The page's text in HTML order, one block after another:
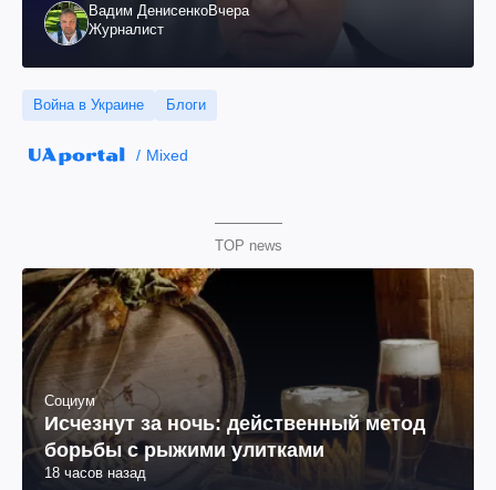
Вадим ДенисенкоВчера
Журналист
Война в Украине Блоги
Mixed
TOP news
Социум
Исчезнут за ночь: действенный метод
борьбы с рыжими улитками
18 часов назад